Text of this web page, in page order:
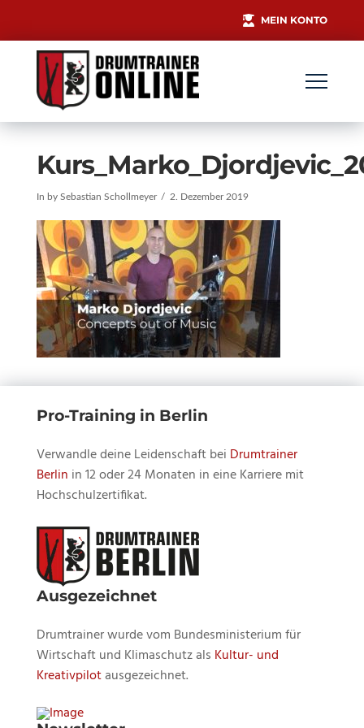
MEIN KONTO
In by Sebastian Schollmeyer 2. Dezember 2019
Pro-Training in Berlin
Verwandle deine Leidenschaft bei Drumtrainer
Berlin in 12 oder 24 Monaten in eine Karriere mit
Hochschulzertifikat.
Ausgezeichnet
Drumtrainer wurde vom Bundesministerium für
Wirtschaft und Klimaschutz als Kultur- und
Kreativpilotausgezeichnet.